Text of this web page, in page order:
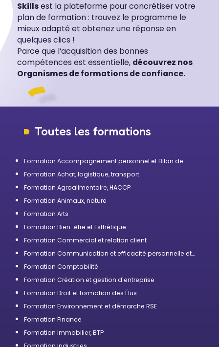
Skillsest la plateforme pour concrétiser votre
plan de formation : trouvez le programme le
mieux adapté et obtenez une réponse en
quelques clics !
Parce que l’acquisition des bonnes
compétences est essentielle, découvrez nos
Organismes de formations de confiance.
Toutes les formations
Formation Accompagnement personnel et Bilan de
Formation Achat, logistique, transport
Formation Agroalimentaire, HACCP
Formation Animaux, nature
Formation Arts
Formation Bien-être et Esthétique
Formation Commercial et relation client
Formation Communication et efficacité personnelle et
Formation Comptabilité
Formation Création et gestion d'entreprise
Formation Droit et formation des Élus
Formation Environnement et démarche RSE
Formation Finance
Formation Immobilier, BTP